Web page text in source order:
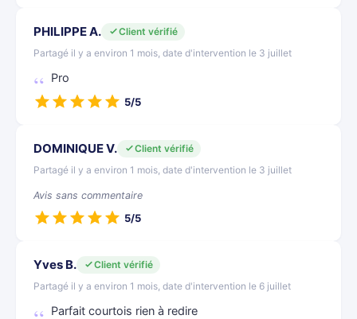
PHILIPPE A.
Client vérifié
Partagé il y a environ 1 mois, date d'intervention le 3 juillet
Pro
5/5
DOMINIQUE V.
Client vérifié
Partagé il y a environ 1 mois, date d'intervention le 3 juillet
Avis sans commentaire
5/5
Yves B.
Client vérifié
Partagé il y a environ 1 mois, date d'intervention le 6 juillet
Parfait courtois rien à redire